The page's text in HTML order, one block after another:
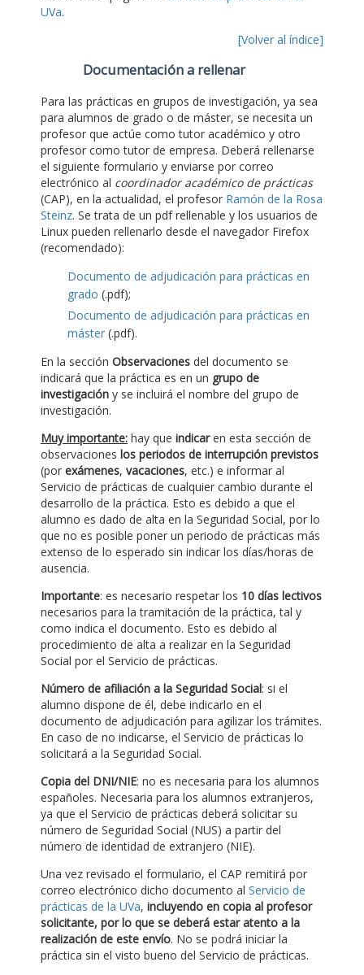
UVa.
[Volver al índice]
Documentación a rellenar
Para las prácticas en grupos de investigación, ya sea
para alumnos de grado o de máster, se necesita un
profesor que actúe como tutor académico y otro
profesor como tutor de empresa. Deberá rellenarse
el siguiente formulario y enviarse por correo
electrónico al coordinador académico de prácticas
(CAP), en la actualidad, el profesor Ramón de la Rosa
Steinz. Se trata de un pdf rellenable y los usuarios de
Linux pueden rellenarlo desde el navegador Firefox
(recomendado):
Documento de adjudicación para prácticas en
grado (.pdf);
Documento de adjudicación para prácticas en
máster (.pdf).
En la sección Observaciones del documento se
indicará que la práctica es en un grupo de
investigación y se incluirá el nombre del grupo de
investigación.
Muy importante: hay que indicaren esta sección de
observaciones los periodos de interrupción previstos
(por exámenes, vacaciones, etc.) e informar al
Servicio de prácticas de cualquier cambio durante el
desarrollo de la práctica. Esto es debido a que el
alumno es dado de alta en la Seguridad Social, por lo
que no es posible poner un periodo de prácticas más
extenso de lo esperado sin indicar los días/horas de
ausencia.
Importante: es necesario respetar los 10 días lectivos
necesarios para la tramitación de la práctica, tal y
como indica el documento. Esto es debido al
procedimiento de alta a realizar en la Seguridad
Social por el Servicio de prácticas.
Número de afiliación a la Seguridad Social: si el
alumno dispone de él, debe indicarlo en el
documento de adjudicación para agilizar los trámites.
En caso de no indicarse, el Servicio de prácticas lo
solicitará a la Seguridad Social.
Copia del DNI/NIE: no es necesaria para los alumnos
españoles. Necesaria para los alumnos extranjeros,
ya que el Servicio de prácticas deberá solicitar su
número de Seguridad Social (NUS) a partir del
número de identidad de extranjero (NIE).
Una vez revisado el formulario, el CAP remitirá por
correo electrónico dicho documento al Servicio de
prácticas de la UVa, incluyendo en copia al profesor
solicitante, por lo que se deberá estar atento a la
realización de este envío. No se podrá iniciar la
práctica sin el visto bueno del Servicio de prácticas.